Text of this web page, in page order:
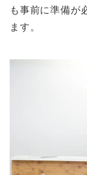
も事前に準備が
ます。